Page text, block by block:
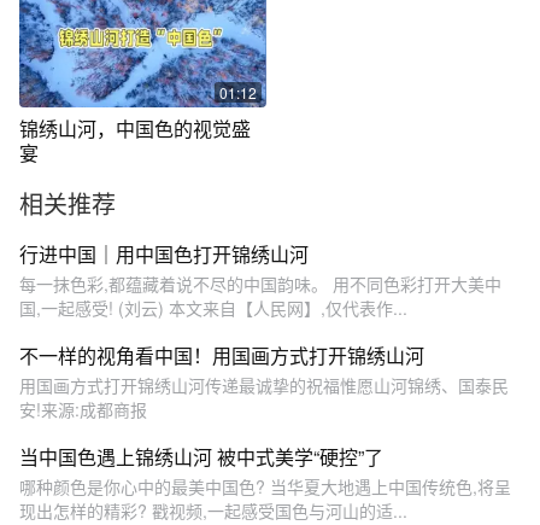
01:12
锦绣山河，中国色的视觉盛
宴
相关推荐
行进中国｜用中国色打开锦绣山河
每一抹色彩,都蕴藏着说不尽的中国韵味。 用不同色彩打开大美中
国,一起感受! (刘云) 本文来自【人民网】,仅代表作...
不一样的视角看中国！用国画方式打开锦绣山河
用国画方式打开锦绣山河传递最诚挚的祝福惟愿山河锦绣、国泰民
安!来源:成都商报
当中国色遇上锦绣山河 被中式美学“硬控”了
哪种颜色是你心中的最美中国色? 当华夏大地遇上中国传统色,将呈
现出怎样的精彩? 戳视频,一起感受国色与河山的适...